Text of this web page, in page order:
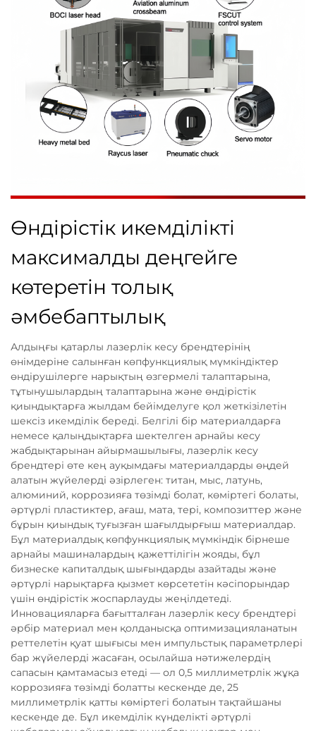
Өндірістік икемділікті
максималды деңгейге
көтеретін толық
әмбебаптылық
Алдыңғы қатарлы лазерлік кесу брендтерінің
өнімдеріне салынған көпфункциялық мүмкіндіктер
өндірушілерге нарықтың өзгермелі талаптарына,
тұтынушылардың талаптарына және өндірістік
қиындықтарға жылдам бейімделуге қол жеткізілетін
шексіз икемділік береді. Белгілі бір материалдарға
немесе қалыңдықтарға шектелген арнайы кесу
жабдықтарынан айырмашылығы, лазерлік кесу
брендтері өте кең ауқымдағы материалдарды өңдей
алатын жүйелерді әзірлеген: титан, мыс, латунь,
алюминий, коррозияға төзімді болат, көміртегі болаты,
әртүрлі пластиктер, ағаш, мата, тері, композиттер және
бұрын қиындық туғызған шағылдырғыш материалдар.
Бұл материалдық көпфункциялық мүмкіндік бірнеше
арнайы машиналардың қажеттілігін жояды, бұл
бизнеске капиталдық шығындарды азайтады және
әртүрлі нарықтарға қызмет көрсететін кәсіпорындар
үшін өндірістік жоспарлауды жеңілдетеді.
Инновацияларға бағытталған лазерлік кесу брендтері
әрбір материал мен қолданысқа оптимизацияланатын
реттелетін қуат шығысы мен импульстық параметрлері
бар жүйелерді жасаған, осылайша нәтижелердің
сапасын қамтамасыз етеді — ол 0,5 миллиметрлік жұқа
коррозияға төзімді болатты кескенде де, 25
миллиметрлік қатты көміртегі болатын тақтайшаны
кескенде де. Бұл икемділік күнделікті әртүрлі